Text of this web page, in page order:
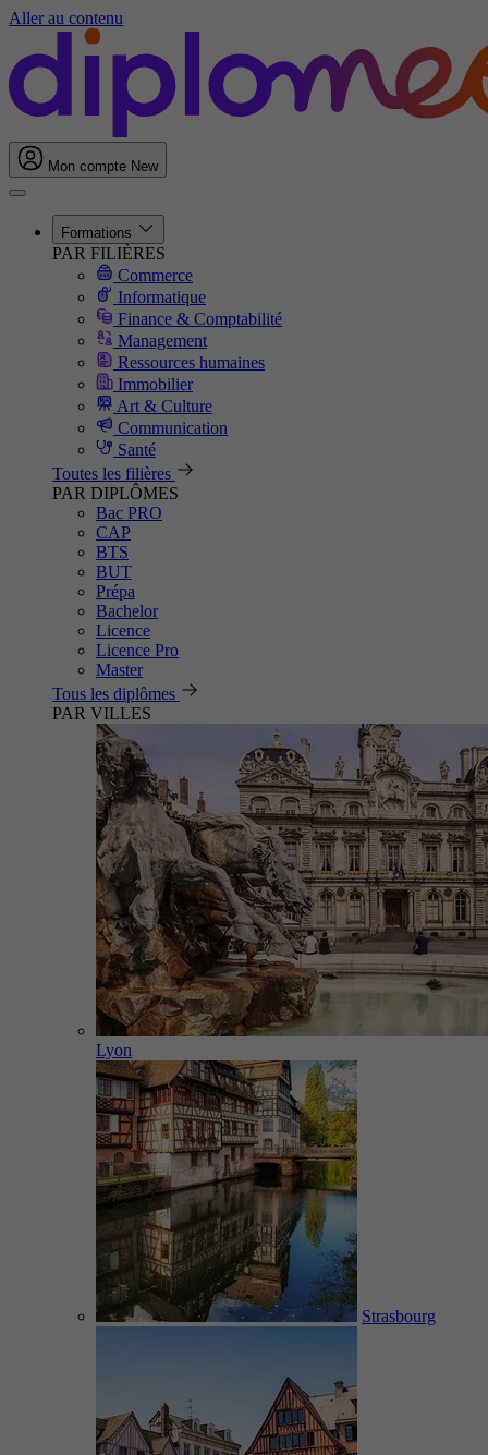
Aller au contenu
Mon compte New
Formations
PAR FILIÈRES
Commerce
Informatique
Finance & Comptabilité
Management
Ressources humaines
Immobilier
Art & Culture
Communication
Santé
Toutes les filières
PAR DIPLÔMES
Bac PRO
CAP
BTS
BUT
Prépa
Bachelor
Licence
Licence Pro
Master
Tous les diplômes
PAR VILLES
Lyon
Strasbourg